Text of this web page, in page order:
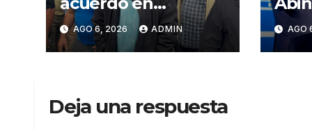
corredor Mella evita
conflictos
innecesarios
AGO 6, 2026 ADMIN
enAGO
Deja una respuesta